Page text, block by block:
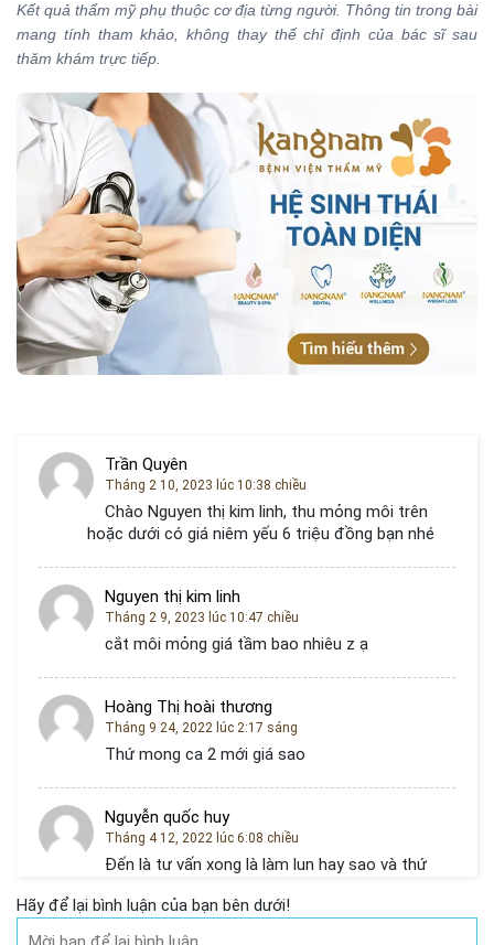
Kết quả thẩm mỹ phụ thuộc cơ địa từng người. Thông tin trong bài
mang tính tham khảo, không thay thế chỉ định của bác sĩ sau
thăm khám trực tiếp.
Trần Quyên
Tháng 2 10, 2023 lúc 10:38 chiều
Chào Nguyen thị kim linh, thu mỏng môi trên
hoặc dưới có giá niêm yếu 6 triệu đồng bạn nhé
Nguyen thị kim linh
Tháng 2 9, 2023 lúc 10:47 chiều
cắt môi mỏng giá tầm bao nhiêu z ạ
Hoàng Thị hoài thương
Tháng 9 24, 2022 lúc 2:17 sáng
Thứ mong ca 2 mới giá sao
Nguyễn quốc huy
Tháng 4 12, 2022 lúc 6:08 chiều
Đến là tư vấn xong là làm lun hay sao và thứ
Hãy để lại bình luận của bạn bên dưới!